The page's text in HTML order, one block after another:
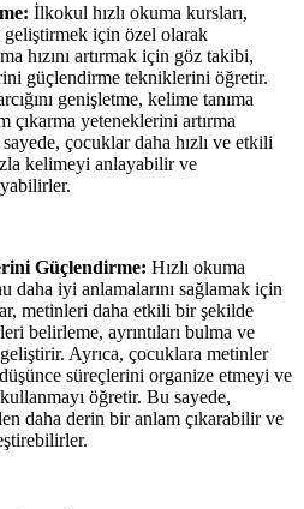
İlkokul hızlı okuma kursları,
için özel olarak
hızını artırmak için göz takibi,
güçlendirme tekniklerini öğretir.
genişletme, kelime tanıma
çıkarma yeteneklerini artırma
çocuklar daha hızlı ve etkili
kelimeyi anlayabilir ve
Güçlendirme: Hızlı okuma
daha iyi anlamalarını sağlamak için
metinleri daha etkili bir şekilde
belirleme, ayrıntıları bulma ve
Ayrıca, çocuklara metinler
süreçlerini organize etmeyi ve
öğretir. Bu sayede,
daha derin bir anlam çıkarabilir ve